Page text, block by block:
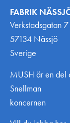
FABRIK
Verkstadsgatan 7
57134 Nässjö
Sverige
MUSH är en del
Snellman
koncernen